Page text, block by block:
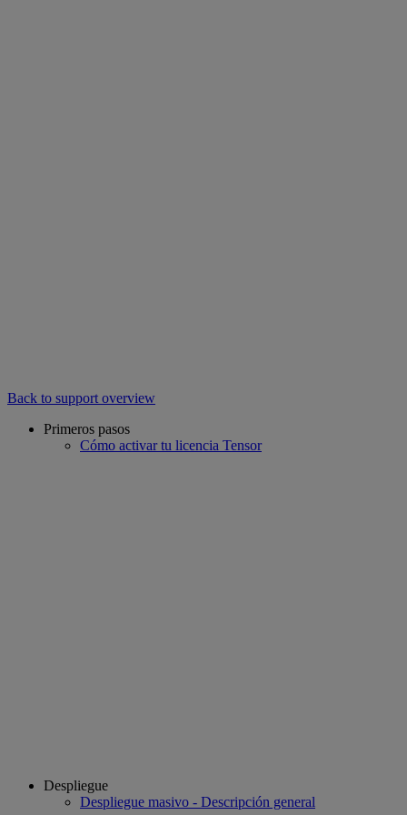
Back to support overview
Primeros pasos
Cómo activar tu licencia Tensor
Despliegue
Despliegue masivo - Descripción general